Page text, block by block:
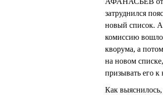
затруднился
новый список.
комиссию вошло
кворума, а
на новом
призывать его
Как